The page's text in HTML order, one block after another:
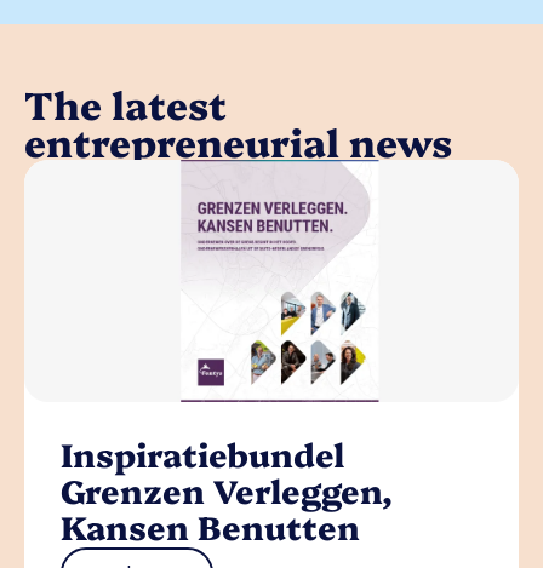
The latest
entrepreneurial news
Inspiratiebundel
Grenzen Verleggen,
Kansen Benutten